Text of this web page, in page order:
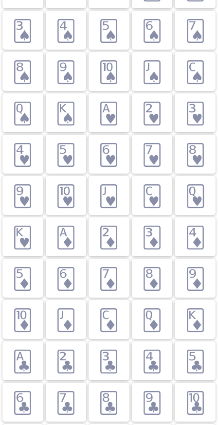
🂣
🂤 🂥 🂦
🂧
🂨
🂩 🂪 🂫
🂬
🂭
🂮 🂱 🂲
🂳
🂴
🂵 🂶 🂷
🂸
🂹
🂺 🂻 🂼
🂽
🂾
🃁 🃂 🃃
🃄
🃅
🃆 🃇 🃈
🃉
🃊
🃋 🃌 🃍
🃎
🃑
🃒 🃓 🃔
🃕
🃖
🃗 🃘 🃙
🃚